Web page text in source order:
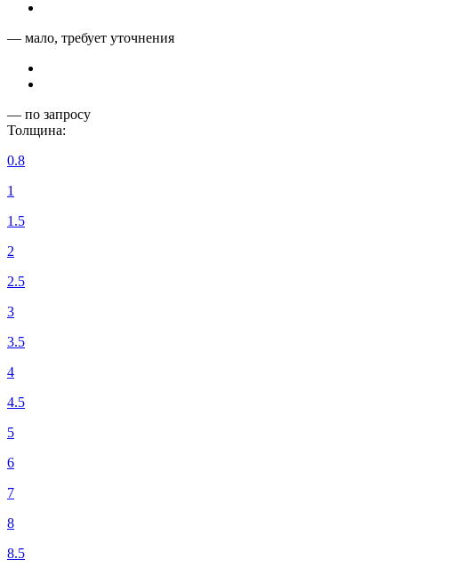
— мало, требует уточнения
— по запросу
Толщина:
0.8
1
1.5
2
2.5
3
3.5
4
4.5
5
6
7
8
8.5